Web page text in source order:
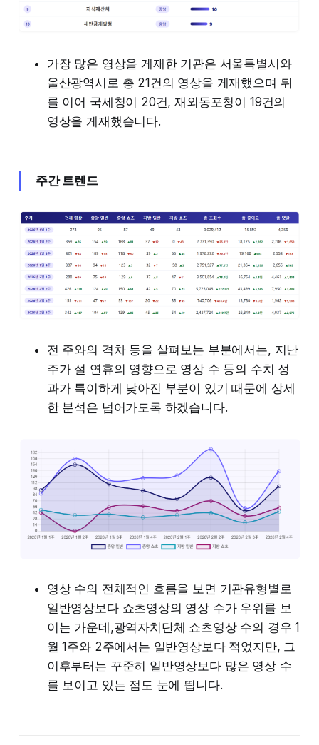
가장 많은 영상을 게재한 기관은 서울특별시와
울산광역시로 총 21건의 영상을 게재했으며 뒤
를 이어 국세청이 20건, 재외동포청이 19건의
영상을 게재했습니다.
주간 트렌드
전 주와의 격차 등을 살펴보는 부분에서는, 지난
주가 설 연휴의 영향으로 영상 수 등의 수치 성
과가 특이하게 낮아진 부분이 있기 때문에 상세
한 분석은 넘어가도록 하겠습니다.
영상 수의 전체적인 흐름을 보면 기관유형별로
일반영상보다 쇼츠영상의 영상 수가 우위를 보
이는 가운데,광역자치단체 쇼츠영상 수의 경우 1
월 1주와 2주에서는 일반영상보다 적었지만, 그
이후부터는 꾸준히 일반영상보다 많은 영상 수
를 보이고 있는 점도 눈에 띕니다.